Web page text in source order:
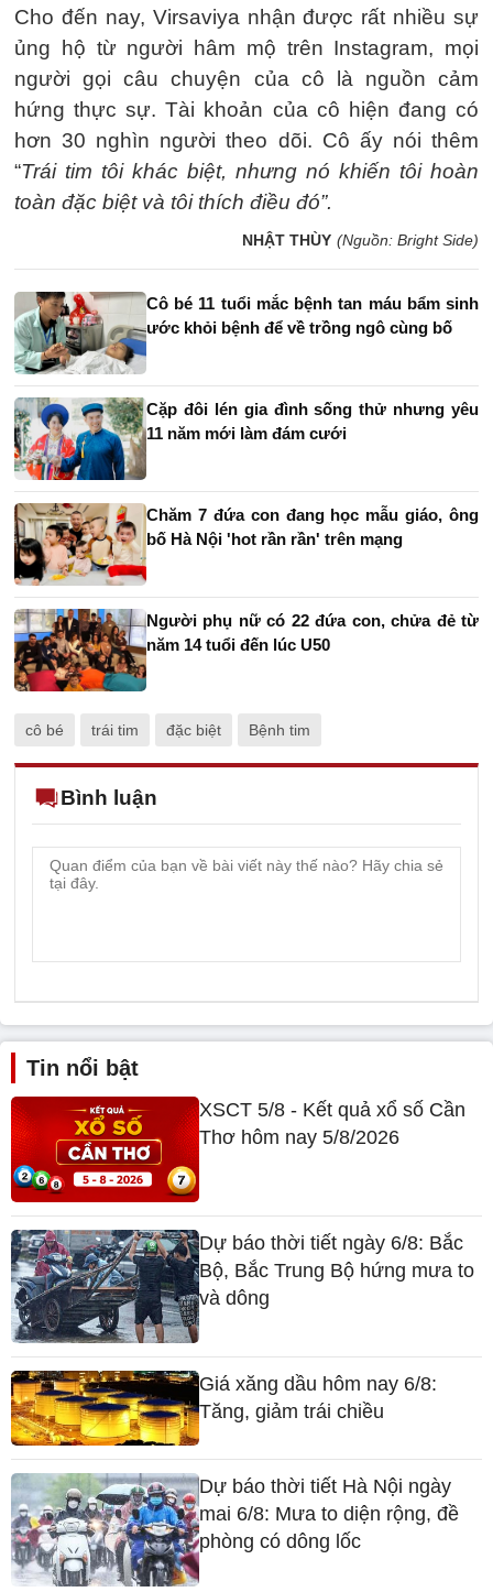
Cho đến nay, Virsaviya nhận được rất nhiều sự
ủng hộ từ người hâm mộ trên Instagram, mọi
người gọi câu chuyện của cô là nguồn cảm
hứng thực sự. Tài khoản của cô hiện đang có
hơn 30 nghìn người theo dõi. Cô ấy nói thêm
“Trái tim tôi khác biệt, nhưng nó khiến tôi hoàn
toàn đặc biệt và tôi thích điều đó”.
NHẬT THÙY (Nguồn: Bright Side)
Cô bé 11 tuổi mắc bệnh tan máu bẩm sinh
ước khỏi bệnh để về trồng ngô cùng bố
Cặp đôi lén gia đình sống thử nhưng yêu
11 năm mới làm đám cưới
Chăm 7 đứa con đang học mẫu giáo, ông
bố Hà Nội 'hot rần rần' trên mạng
Người phụ nữ có 22 đứa con, chửa đẻ từ
năm 14 tuổi đến lúc U50
cô bé trái tim đặc biệt Bệnh tim
Bình luận
Tin nổi bật
XSCT 5/8 - Kết quả xổ số Cần
Thơ hôm nay 5/8/2026
Dự báo thời tiết ngày 6/8: Bắc
Bộ, Bắc Trung Bộ hứng mưa to
và dông
Giá xăng dầu hôm nay 6/8:
Tăng, giảm trái chiều
Dự báo thời tiết Hà Nội ngày
mai 6/8: Mưa to diện rộng, đề
phòng có dông lốc